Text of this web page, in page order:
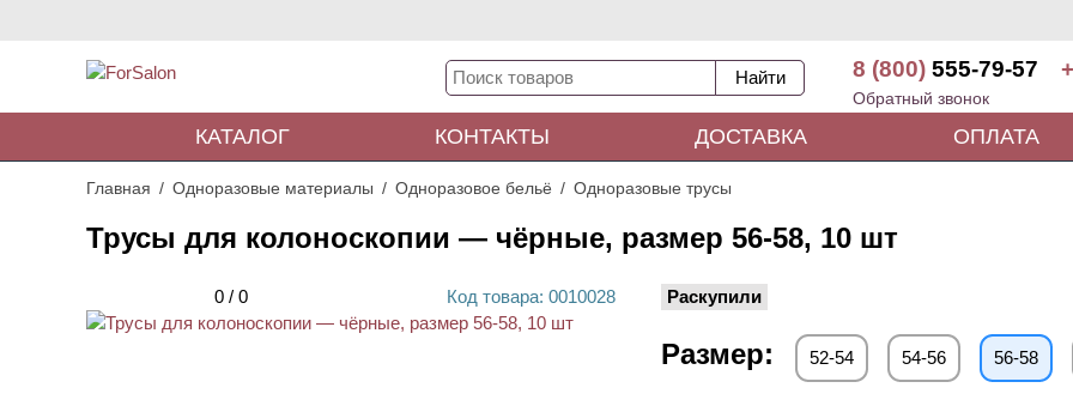
8 (800) 555-79-57
Обратный звонок
КАТАЛОГ КОНТАКТЫ ДОСТАВКА ОПЛАТА
Главная Одноразовые материалы Одноразовое бельё Одноразовые трусы
Трусы для колоноскопии — чёрные, размер 56-58, 10 шт
0 / 0 Код товара: 0010028 Раскупили
Размер: 52-54 54-56 56-58